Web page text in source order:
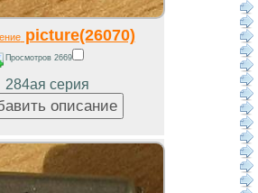
picture(26070)
Просмотров 2669
284ая серия